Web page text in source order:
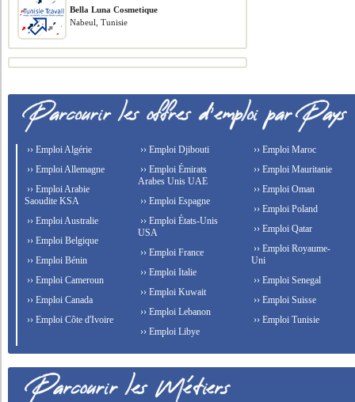
Bella Luna Cosmetique
Nabeul, Tunisie
›› Emploi Algérie
›› Emploi Allemagne
›› Emploi Arabie
Saoudite KSA
›› Emploi Australie
›› Emploi Belgique
›› Emploi Bénin
›› Emploi Cameroun
›› Emploi Canada
›› Emploi Côte d'Ivoire
›› Emploi Djibouti
›› Emploi Émirats
Arabes Unis UAE
›› Emploi Espagne
›› Emploi États-Unis
USA
›› Emploi France
›› Emploi Italie
›› Emploi Kuwait
›› Emploi Lebanon
›› Emploi Libye
›› Emploi Maroc
›› Emploi Mauritanie
›› Emploi Oman
›› Emploi Poland
›› Emploi Qatar
›› Emploi Royaume-
Uni
›› Emploi Senegal
›› Emploi Suisse
›› Emploi Tunisie